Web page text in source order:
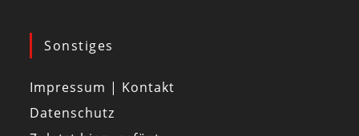
Sonstiges
Impressum | Kontakt
Datenschutz